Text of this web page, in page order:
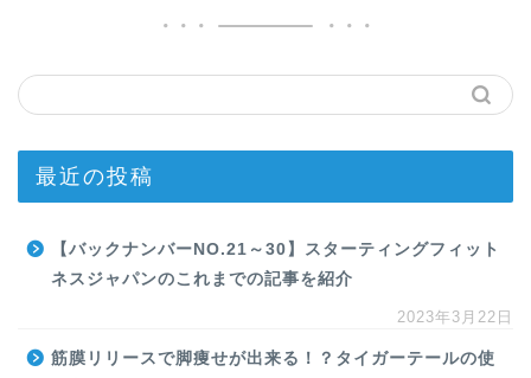
最近の投稿
【バックナンバーNO.21～30】スターティングフィット
ネスジャパンのこれまでの記事を紹介
2023年3月22日
筋膜リリースで脚痩せが出来る！？タイガーテールの使